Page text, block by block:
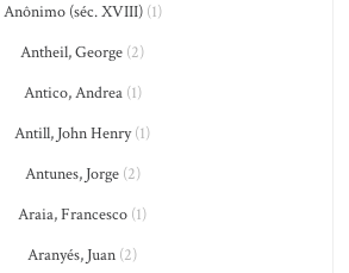
Anônimo (séc. XVIII)(1)
Antheil, George (2)
Antico, Andrea(1)
Antill, John Henry(1)
Antunes, Jorge(2)
Araia, Francesco (1)
Aranyés, Juan (2)